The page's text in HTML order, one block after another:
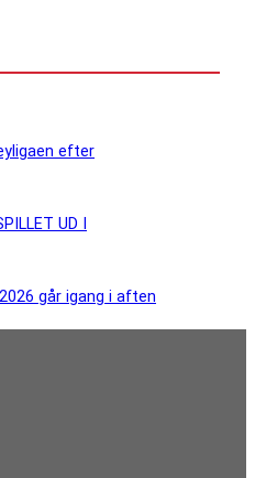
efter
UD I
går igang i aften